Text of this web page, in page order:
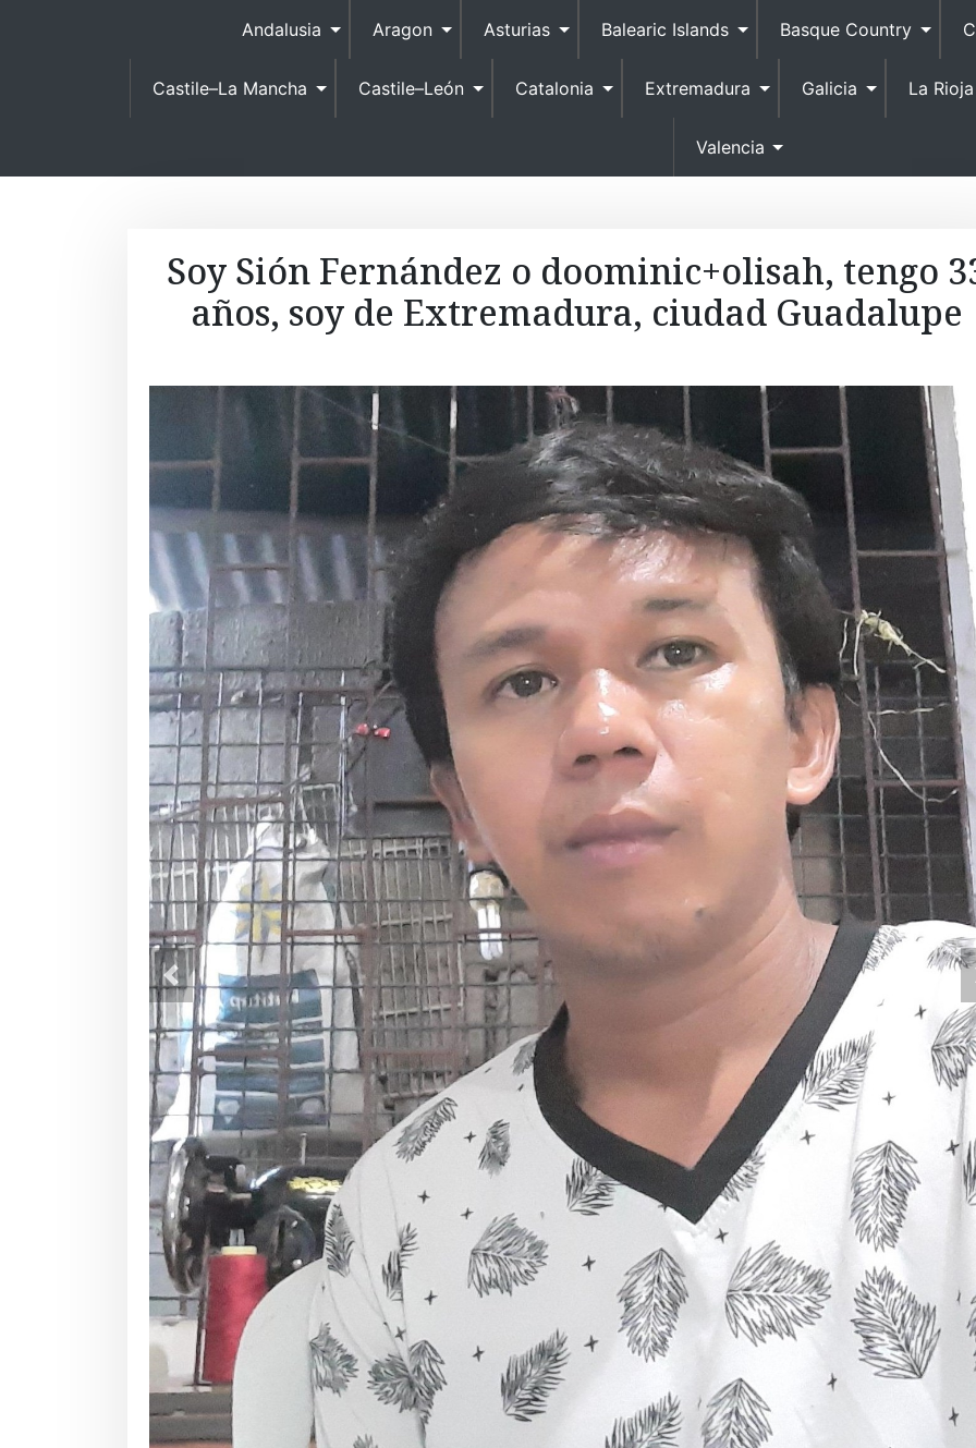
p
o
e
t
Andalusia Aragon Asturias Balearic Islands Basque Country
Castile–La Mancha Castile–León Catalonia Extremadura Galicia La Rioja
Valencia
Soy Sión Fernández o doominic+olisah, tengo
años, soy de Extremadura, ciudad Guadalupe